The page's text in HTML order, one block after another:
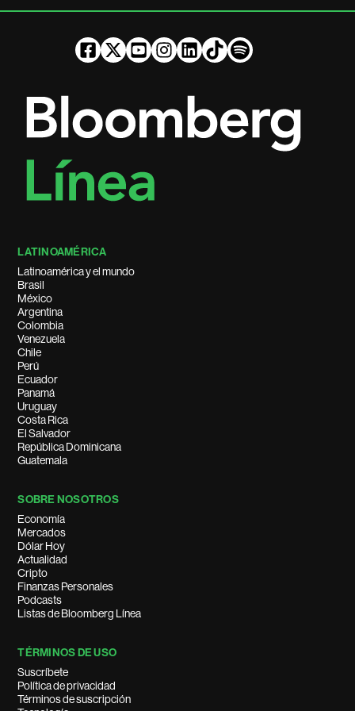
LATINOAMÉRICA
Latinoamérica y el mundo
Brasil
México
Argentina
Colombia
Venezuela
Chile
Perú
Ecuador
Panamá
Uruguay
Costa Rica
El Salvador
República Dominicana
Guatemala
SOBRE NOSOTROS
Economía
Mercados
Dólar Hoy
Actualidad
Cripto
Finanzas Personales
Podcasts
Listas de Bloomberg Línea
TÉRMINOS DE USO
Suscríbete
Política de privacidad
Términos de suscripción